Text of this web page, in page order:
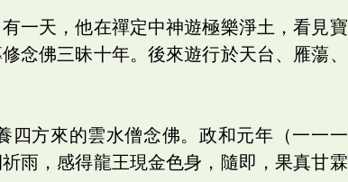
一天，他在禪定中神遊極樂淨土，看見寶
念佛三昧十年。後來遊行於天台、雁蕩、
四方來的雲水僧念佛。政和元年（一一一
雨，感得龍王現金色身，隨即，果真甘霖